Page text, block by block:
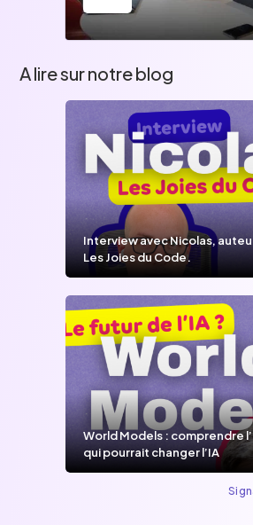
A lire sur notre blog
Interview avec Nicolas,
Les Joies du Code.
World Models : comprendre
qui pourrait changer l’IA